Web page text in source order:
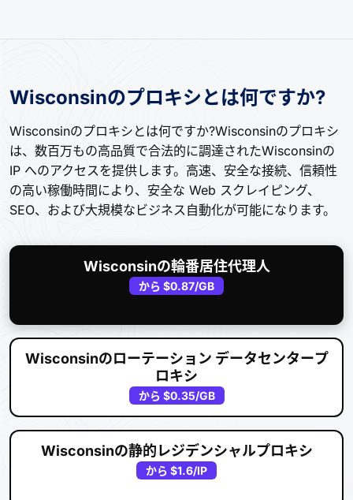
Wisconsinのプロキシとは何ですか?
Wisconsinのプロキシとは何ですか?Wisconsinのプロキシ
は、数百万もの高品質で合法的に調達されたWisconsinの
IP へのアクセスを提供します。高速、安全な接続、信頼性
の高い稼働時間により、安全な Web スクレイピング、
SEO、および大規模なビジネス自動化が可能になります。
Wisconsinの輪番居住代理人
から $0.87/GB
Wisconsinのローテーション データセンタープ
ロキシ
から $0.35/GB
Wisconsinの静的レジデンシャルプロキシ
から $1.6/IP